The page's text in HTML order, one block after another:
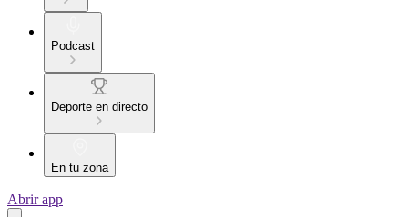
Podcast
Deporte en directo
En tu zona
Abrir app